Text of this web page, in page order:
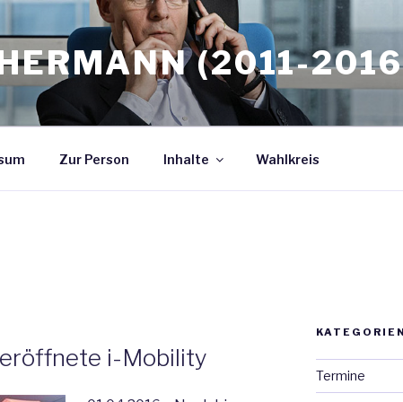
(2011-
Zur Person Inhalte Wahlkreis
i-Mobility
Termine